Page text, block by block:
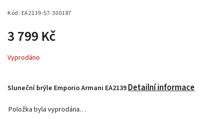
Kód: EA2139-57-300187
3 799 Kč
Vyprodáno
Sluneční brýle Emporio Armani EA2139 Detailní informace
Položka byla vyprodána…